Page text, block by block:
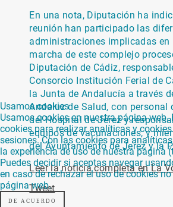
En una nota, Diputación ha
reunión han participado las
administraciones implicadas en
marcha de este complejo
Diputación de Cádiz,
Consorcio Institución Ferial de
la Junta de Andalucía a través
Andaluz de Salud, con personal
del Hospital de Jerez y
equipos de vacunaciones, y
del Ayuntamiento de Jerez y la
Leer la noticia completa en La
Tweet
Usamos cookies
Usamos cookies en nuestra página
cookies para realizar analíticas y
sesiones. Con las cookies para
la experiencia de uso de nuestra página
Puedes decidir si aceptas navegar
en caso de rechazar el uso de cookies
página web.
DE ACUERDO